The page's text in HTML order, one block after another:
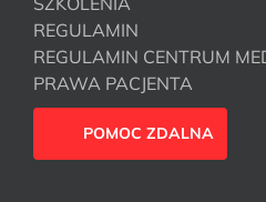
REGULAMIN
REGULAMIN CENTRUM
PRAWA PACJENTA
POMOC ZDALNA